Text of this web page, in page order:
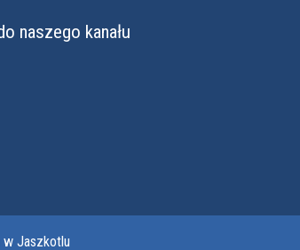
naszego kanału
w Jaszkotlu